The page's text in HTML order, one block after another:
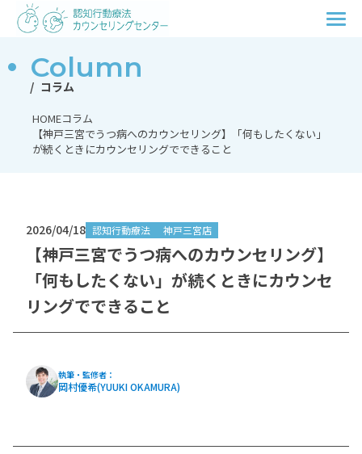
Column
コラム
HOMEコラム
【神戸三宮でうつ病へのカウンセリング】「何もしたくない」
が続くときにカウンセリングでできること
2026/04/18 認知行動療法 神戸三宮店
【神戸三宮でうつ病へのカウンセリング】
「何もしたくない」が続くときにカウンセ
リングでできること
執筆・監修者：
岡村優希(YUUKI OKAMURA)